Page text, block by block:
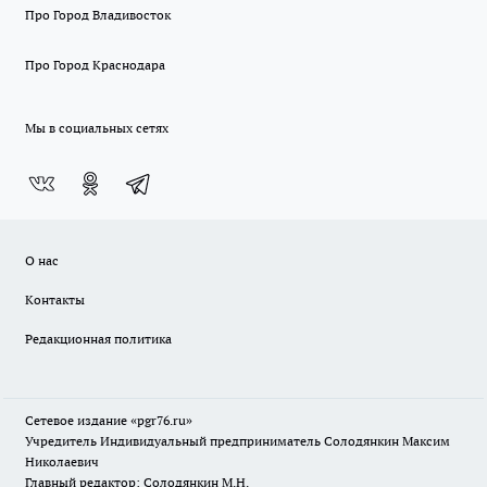
Про Город Владивосток
Про Город Краснодара
Мы в социальных сетях
О нас
Контакты
Редакционная политика
Сетевое издание «pgr76.ru»
Учредитель Индивидуальный предприниматель Солодянкин Максим
Николаевич
Главный редактор: Солодянкин М.Н.